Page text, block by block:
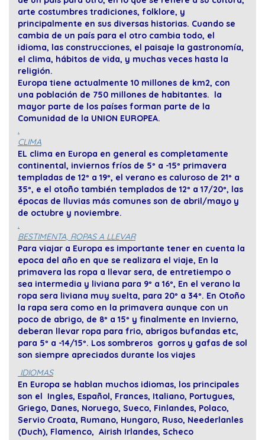
arte costumbres tradiciones, folklore, y
principalmente en sus diversas historias. Cuando se
cambia de un país para el otro cambia todo, el
idioma, las construcciones, el paisaje la gastronomía,
el clima, hábitos de vida, y muchas veces hasta la
religión.
Europa tiene actualmente 10 millones de km2, con
una población de 750 millones de habitantes. la
mayor parte de los países forman parte de la
Comunidad de la UNION EUROPEA.
.
CLIMA
EL clima en Europa en general es completamente
continental, inviernos fríos de 5º a -15º primavera
templadas de 12º a 19º, el verano es caluroso de 21º a
35º, e el otoño también templados de 12º a 17/20º, las
épocas de lluvias más comunes son de abril/mayo y
de octubre y noviembre.
.
BESTIMENTA, ROPAS A LLEVAR
Para viajar a Europa es importante tener en cuenta la
epoca del año en que se realizara el viaje, En la
primavera las ropa a llevar sera, de entretiempo o
sea intermedia y liviana para 9º a 16º, En el verano la
ropa sera liviana muy suelta, para 20º a 34º. En Otoño
la rapa sera como en la primavera aunque con un
poco de abrigo, de 8º a 15º y finalmente en Invierno,
deberan llevar ropa para frio, abrigos bufandas etc,
para 5º a -14/15º. Los sombreros gorros y gafas de sol
son siempre apreciados durante los viajes
IDIOMAS
En Europa se hablan muchos idiomas, los principales
son el Ingles, Español, Frances, Italiano, Portugues,
Griego, Danes, Noruego, Sueco, Finlandes, Polaco,
Servio Croata, Rumano, Hungaro, Ruso, Neederlanles
(Duch), Flamenco, Airish Irlandes, Scheco